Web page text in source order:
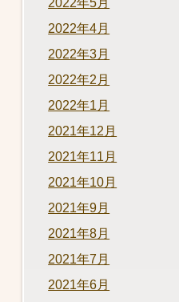
2022年4月
2022年3月
2022年2月
2022年1月
2021年12月
2021年11月
2021年10月
2021年9月
2021年8月
2021年7月
2021年6月